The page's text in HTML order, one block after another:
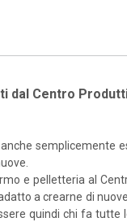
dal Centro
e pelletteria al
a crearne di
quindi chi fa